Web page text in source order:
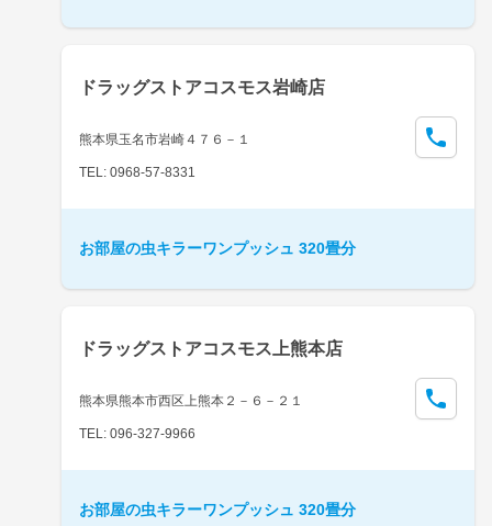
ドラッグストアコスモス岩崎店
熊本県玉名市岩崎４７６－１
TEL: 0968-57-8331
お部屋の虫キラーワンプッシュ 320畳分
ドラッグストアコスモス上熊本店
熊本県熊本市西区上熊本２－６－２１
TEL: 096-327-9966
お部屋の虫キラーワンプッシュ 320畳分